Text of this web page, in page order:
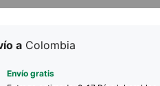
a Colombia
Envío gratis